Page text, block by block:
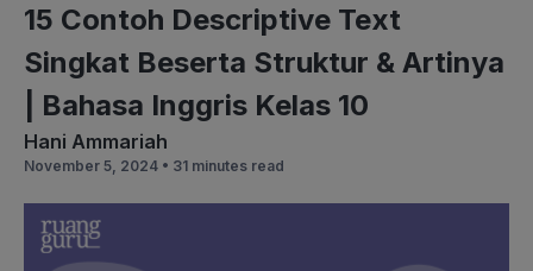
15 Contoh Descriptive Text
Singkat Beserta Struktur & Artinya
| Bahasa Inggris Kelas 10
Hani Ammariah
November 5, 2024 • 31 minutes read